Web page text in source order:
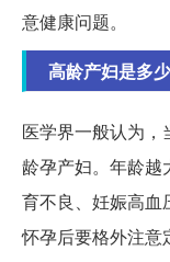
意健康问题。
高龄产妇是多
医学界一般认为
龄孕产妇。年龄越
育不良、妊娠高血
怀孕后要格外注意